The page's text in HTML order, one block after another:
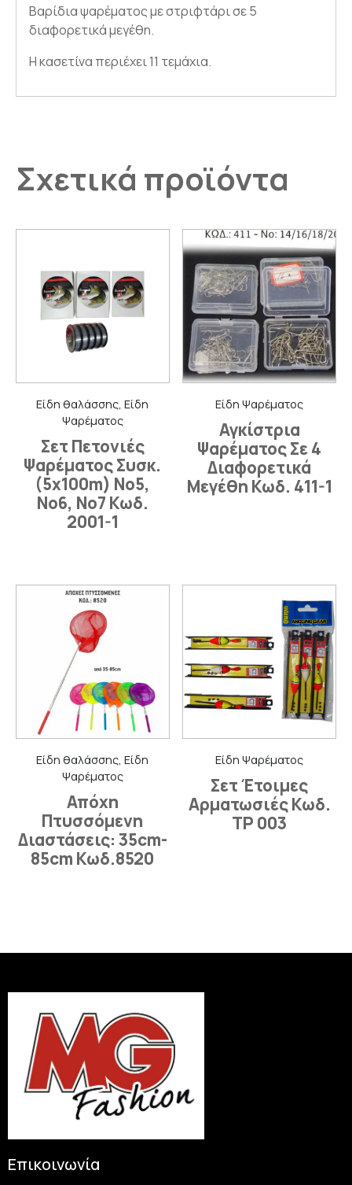
Βαρίδια ψαρέματος με στριφτάρι σε 5
διαφορετικά μεγέθη.
Η κασετίνα περιέχει 11 τεμάχια.
Σχετικά προϊόντα
Είδη θαλάσσης, Είδη
Ψαρέματος
Σετ Πετονιές
Ψαρέματος Συσκ.
(5x100m) Νο5,
Νο6, Νο7 Κωδ.
2001-1
Είδη Ψαρέματος
Αγκίστρια
Ψαρέματος Σε 4
Διαφορετικά
Μεγέθη Κωδ. 411-1
Είδη θαλάσσης, Είδη
Ψαρέματος
Απόχη
Πτυσσόμενη
Διαστάσεις: 35cm-
85cm Κωδ.8520
Είδη Ψαρέματος
Σετ Έτοιμες
Αρματωσιές Κωδ.
ΤΡ 003
Επικοινωνία